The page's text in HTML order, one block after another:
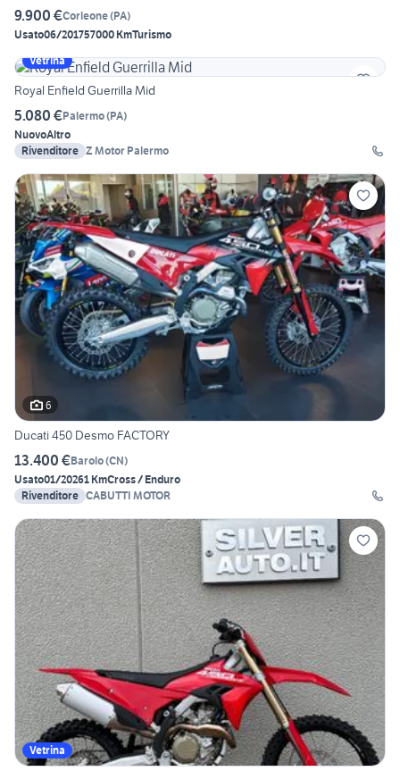
9.900 €Corleone(PA)
Usato06/201757000 KmTurismo
Vetrina
Royal Enfield Guerrilla Mid
5.080 €Palermo(PA)
NuovoAltro
Rivenditore Z Motor Palermo
6
Ducati 450 Desmo FACTORY
13.400 €Barolo(CN)
Usato01/20261 KmCross / Enduro
Rivenditore CABUTTI MOTOR
Vetrina